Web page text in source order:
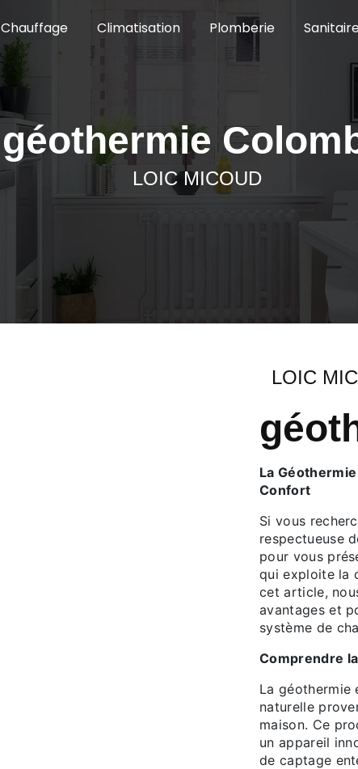
Chauffage Climatisation Plomberie
géothermie
LOIC MICOUD
LOIC
La
Confort
Si vous
respectueuse
pour vous
qui exploite la
cet article,
avantages et
système de
Comprendre
La géothermie
naturelle
maison. Ce
un appareil
de captage